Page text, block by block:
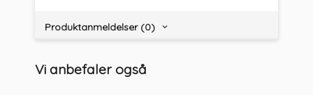
Produktanmeldelser (0)
Vi anbefaler også